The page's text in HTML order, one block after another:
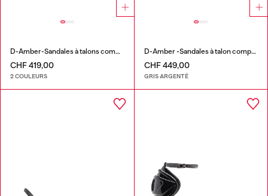
D-Amber-Sandales à talons compensés en cuir effet lézard
CHF 419,00
2 COULEURS
D-Amber -Sandales à talon compensé en tissu Lurex
CHF 449,00
GRIS ARGENTÉ